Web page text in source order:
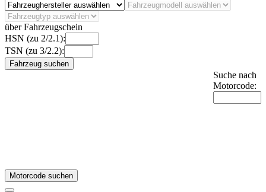
über Fahrzeugschein
HSN (zu 2/2.1):
TSN (zu 3/2.2):
Fahrzeug suchen
Suche nach
Motorcode:
Motorcode suchen